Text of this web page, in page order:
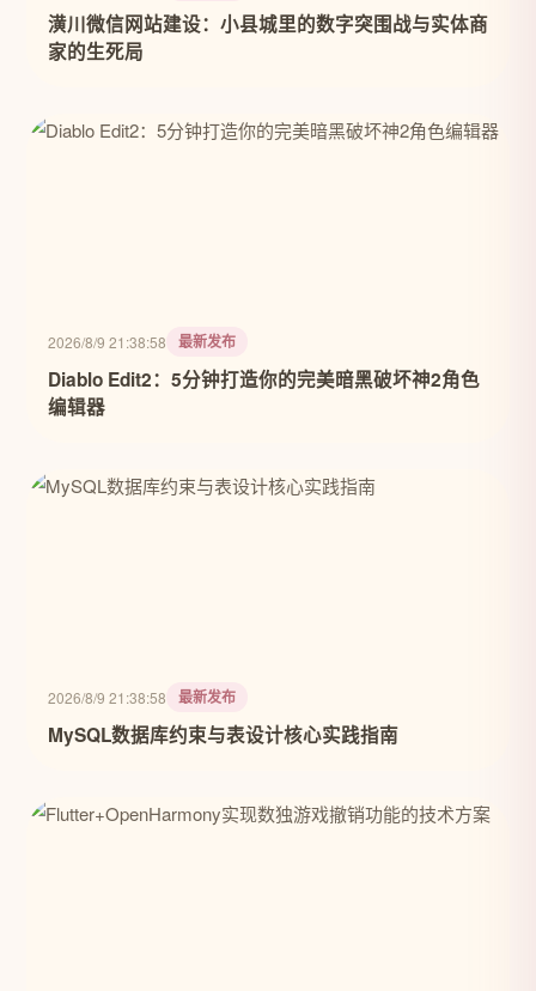
潢川微信网站建设：小县城里的数字突围战与实体商
家的生死局
2026/8/9 21:38:58 最新发布
Diablo Edit2：5分钟打造你的完美暗黑破坏神2角色
编辑器
2026/8/9 21:38:58 最新发布
MySQL数据库约束与表设计核心实践指南